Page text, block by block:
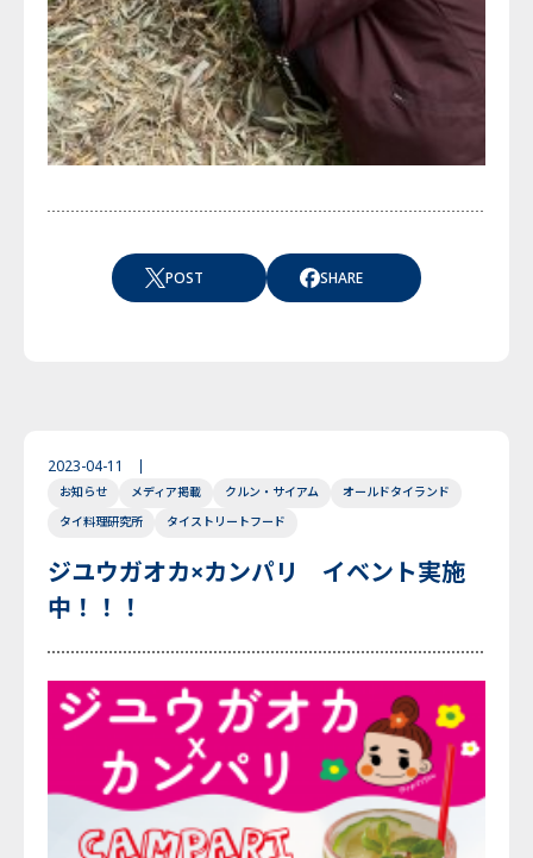
POST SHARE
2023-04-11
お知らせ メディア掲載 クルン・サイアム
オールドタイランド
タイ料理研究所
タイストリートフード
ジユウガオカ×カンパリ イベント実施
中！！！